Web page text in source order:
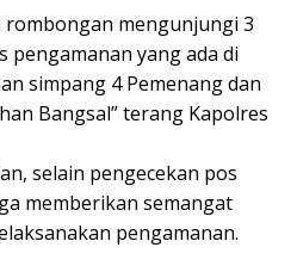
rombongan mengunjungi 3
pengamanan yang ada di
simpang 4 Pemenang dan
Bangsal” terang Kapolres
selain pengecekan pos
memberikan semangat
pengamanan.